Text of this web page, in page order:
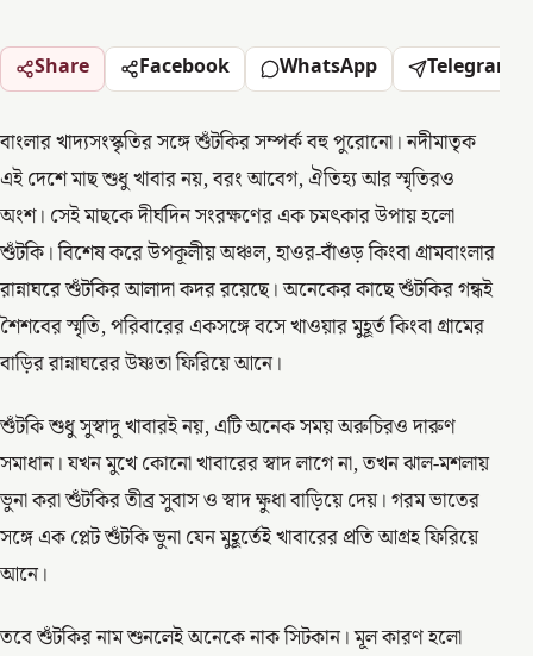
Share Facebook WhatsApp Telegram
বাংলার খাদ্যসংস্কৃতির সঙ্গে শুঁটকির সম্পর্ক বহু পুরোনো। নদীমাতৃক
এই দেশে মাছ শুধু খাবার নয়, বরং আবেগ, ঐতিহ্য আর স্মৃতিরও
অংশ। সেই মাছকে দীর্ঘদিন সংরক্ষণের এক চমৎকার উপায় হলো
শুঁটকি। বিশেষ করে উপকূলীয় অঞ্চল, হাওর-বাঁওড় কিংবা গ্রামবাংলার
রান্নাঘরে শুঁটকির আলাদা কদর রয়েছে। অনেকের কাছে শুঁটকির গন্ধই
শৈশবের স্মৃতি, পরিবারের একসঙ্গে বসে খাওয়ার মুহূর্ত কিংবা গ্রামের
বাড়ির রান্নাঘরের উষ্ণতা ফিরিয়ে আনে।
শুঁটকি শুধু সুস্বাদু খাবারই নয়, এটি অনেক সময় অরুচিরও দারুণ
সমাধান। যখন মুখে কোনো খাবারের স্বাদ লাগে না, তখন ঝাল-মশলায়
ভুনা করা শুঁটকির তীব্র সুবাস ও স্বাদ ক্ষুধা বাড়িয়ে দেয়। গরম ভাতের
সঙ্গে এক প্লেট শুঁটকি ভুনা যেন মুহূর্তেই খাবারের প্রতি আগ্রহ ফিরিয়ে
আনে।
তবে শুঁটকির নাম শুনলেই অনেকে নাক সিটকান। মূল কারণ হলো